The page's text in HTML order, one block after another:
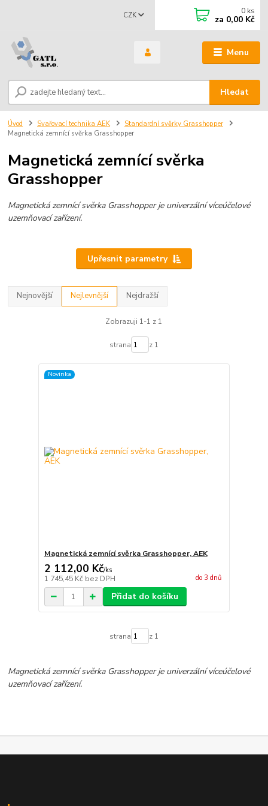
Menu
CZK
Hledat
0 ks
za 0,00 Kč
Úvod Svařovací technika AEK
Standardní svěrky Grasshopper
Magnetická zemnící svěrka Grasshopper
Magnetická zemnící svěrka
Grasshopper
Magnetická zemnící svěrka Grasshopper je univerzální víceúčelové
uzemňovací zařízení.
Upřesnit parametry
Nejnovější Nejlevnější Nejdražší
Zobrazuji 1-1 z 1
strana z 1
Novinka
Magnetická zemnící svěrka Grasshopper, AEK
2 112,00 Kč/ks
1 745,45 Kč bez DPH do 3 dnů
Přidat do košíku
strana z 1
Magnetická zemnící svěrka Grasshopper je univerzální víceúčelové
uzemňovací zařízení.